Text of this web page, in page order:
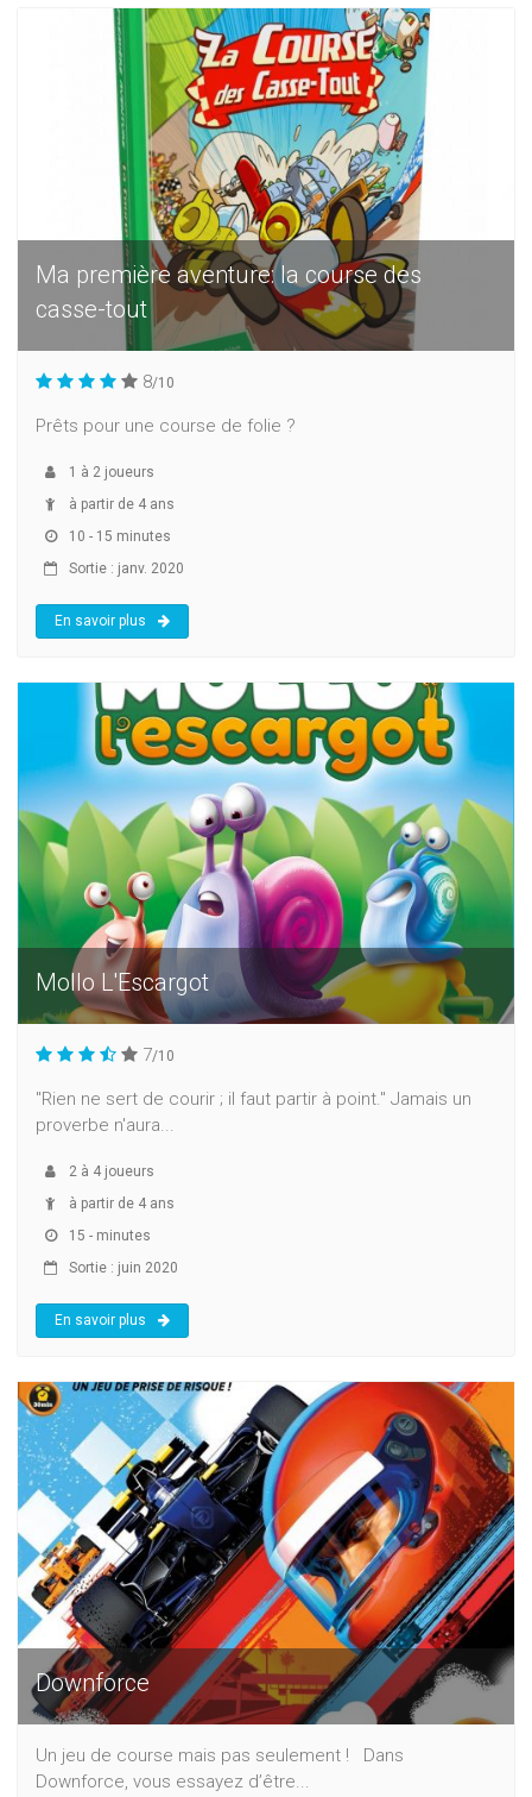
Ma première aventure: la course des
casse-tout
8/10
Prêts pour une course de folie ?
1 à 2 joueurs
à partir de 4 ans
10 - 15 minutes
Sortie : janv. 2020
En savoir plus
Mollo L'Escargot
7/10
"Rien ne sert de courir ; il faut partir à point." Jamais un
proverbe n'aura...
2 à 4 joueurs
à partir de 4 ans
15 - minutes
Sortie : juin 2020
En savoir plus
Downforce
Un jeu de course mais pas seulement ! Dans
Downforce, vous essayez d’être...